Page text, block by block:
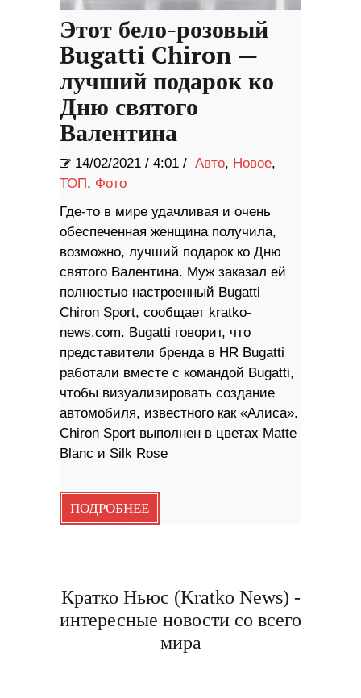
Этот бело-розовый
Bugatti Chiron —
лучший подарок ко
Дню святого
Валентина
14/02/2021 / 4:01 / Авто, Новое,
ТОП, Фото
Где-то в мире удачливая и очень
обеспеченная женщина получила,
возможно, лучший подарок ко Дню
святого Валентина. Муж заказал ей
полностью настроенный Bugatti
Chiron Sport, сообщает kratko-
news.com. Bugatti говорит, что
представители бренда в HR Bugatti
работали вместе с командой Bugatti,
чтобы визуализировать создание
автомобиля, известного как «Алиса».
Chiron Sport выполнен в цветах Matte
Blanc и Silk Rose
ПОДРОБНЕЕ
Кратко Ньюс (Kratko News) -
интересные новости со всего
мира